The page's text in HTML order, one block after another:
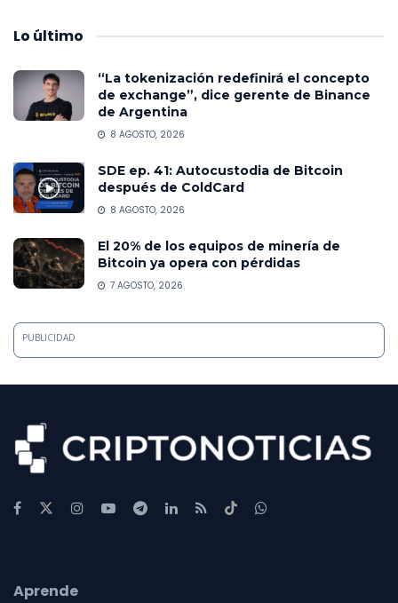
Lo último
“La tokenización redefinirá el concepto
de exchange”, dice gerente de Binance
de Argentina
8 AGOSTO, 2026
SDE ep. 41: Autocustodia de Bitcoin
después de ColdCard
8 AGOSTO, 2026
El 20% de los equipos de minería de
Bitcoin ya opera con pérdidas
7 AGOSTO, 2026
PUBLICIDAD
Aprende